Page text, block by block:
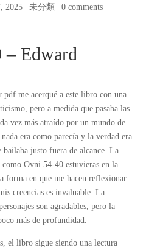
2025| 未分類 0 comments
– Edward
pdf me acerqué a este libro con una
pero a medida que pasaba las
vez más atraído por un mundo de
era como parecía y la verdad era
bailaba justo fuera de alcance. La
Ovni 54-40 estuvieras en la
forma en que me hacen reflexionar
creencias es invaluable. La
son agradables, pero la
más de profundidad.
el libro sigue siendo una lectura